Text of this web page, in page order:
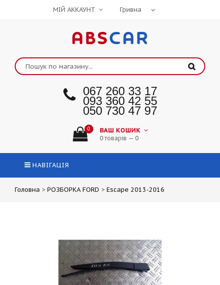
МІЙ АККАУНТ
ABSCAR
067 260 33 17
093 360 42 55
050 730 47 97
0 ВАШ КОШИК
0 товарів — 0
НАВІГАЦІЯ
Головна > РОЗБОРКА FORD > Escape 2013-2016